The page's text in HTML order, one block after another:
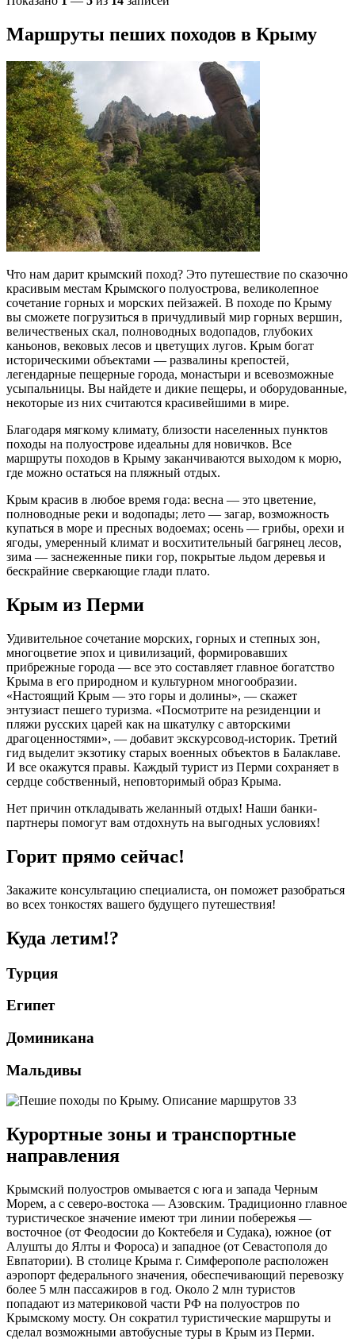
Маршруты пеших походов в Крыму
Что нам дарит крымский поход? Это путешествие по сказочно
красивым местам Крымского полуострова, великолепное
сочетание горных и морских пейзажей. В походе по Крыму
вы сможете погрузиться в причудливый мир горных вершин,
величественых скал, полноводных водопадов, глубоких
каньонов, вековых лесов и цветущих лугов. Крым богат
историческими объектами — развалины крепостей,
легендарные пещерные города, монастыри и всевозможные
усыпальницы. Вы найдете и дикие пещеры, и оборудованные,
некоторые из них считаются красивейшими в мире.
Благодаря мягкому климату, близости населенных пунктов
походы на полуострове идеальны для новичков. Все
маршруты походов в Крыму заканчиваются выходом к морю,
где можно остаться на пляжный отдых.
Крым красив в любое время года: весна — это цветение,
полноводные реки и водопады; лето — загар, возможность
купаться в море и пресных водоемах; осень — грибы, орехи и
ягоды, умеренный климат и восхитительный багрянец лесов,
зима — заснеженные пики гор, покрытые льдом деревья и
бескрайние сверкающие глади плато.
Крым из Перми
Удивительное сочетание морских, горных и степных зон,
многоцветие эпох и цивилизаций, формировавших
прибрежные города — все это составляет главное богатство
Крыма в его природном и культурном многообразии.
«Настоящий Крым — это горы и долины», — скажет
энтузиаст пешего туризма. «Посмотрите на резиденции и
пляжи русских царей как на шкатулку с авторскими
драгоценностями», — добавит экскурсовод-историк. Третий
гид выделит экзотику старых военных объектов в Балаклаве.
И все окажутся правы. Каждый турист из Перми сохраняет в
сердце собственный, неповторимый образ Крыма.
Нет причин откладывать желанный отдых! Наши банки-
партнеры помогут вам отдохнуть на выгодных условиях!
Горит прямо сейчас!
Закажите консультацию специалиста, он поможет разобраться
во всех тонкостях вашего будущего путешествия!
Куда летим!?
Турция
Египет
Доминикана
Мальдивы
Курортные зоны и транспортные
направления
Крымский полуостров омывается с юга и запада Черным
Морем, а с северо-востока — Азовским. Традиционно главное
туристическое значение имеют три линии побережья —
восточное (от Феодосии до Коктебеля и Судака), южное (от
Алушты до Ялты и Фороса) и западное (от Севастополя до
Евпатории). В столице Крыма г. Симферополе расположен
аэропорт федерального значения, обеспечивающий перевозку
более 5 млн пассажиров в год. Около 2 млн туристов
попадают из материковой части РФ на полуостров по
Крымскому мосту. Он сократил туристические маршруты и
сделал возможными автобусные туры в Крым из Перми.